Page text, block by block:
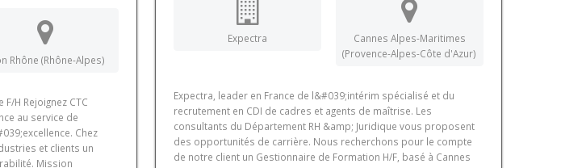
Rhône (Rhône-Alpes)
H Rejoignez CTC
au service de
Chez
et clients un
Mission
Expectra
Cannes Alpes-Maritimes
(Provence-Alpes-Côte d'Azur)
Expectra, leader en France de l&#039;intérim spécialisé et du
recrutement en CDI de cadres et agents de maîtrise. Les
consultants du Département RH &amp; Juridique vous proposent
des opportunités de carrière. Nous recherchons pour le compte
de notre client un Gestionnaire de Formation H/F, basé à Cannes